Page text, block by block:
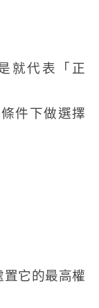
就代表「正
件下做選擇
它的最高權